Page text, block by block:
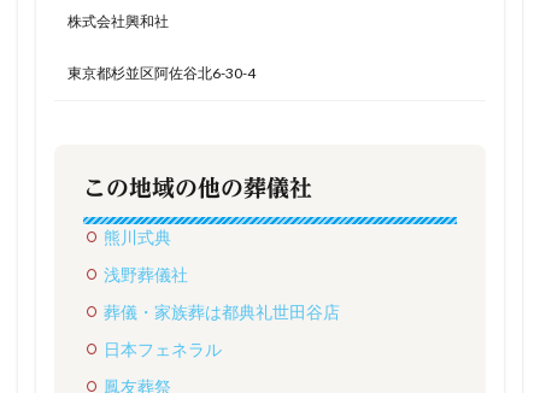
株式会社興和社
東京都杉並区阿佐谷北6-30-4
この地域の他の葬儀社
熊川式典
浅野葬儀社
葬儀・家族葬は都典礼世田谷店
日本フェネラル
鳳友葬祭